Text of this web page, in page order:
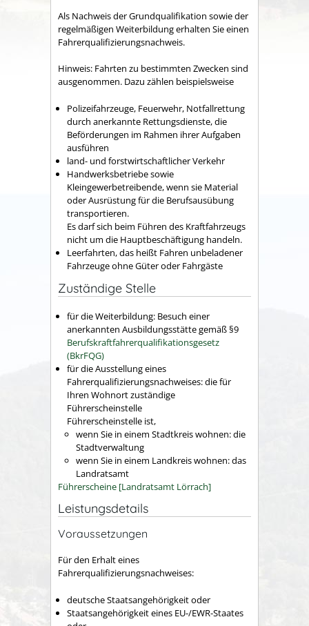
Als Nachweis der Grundqualifikation sowie der
regelmäßigen Weiterbildung erhalten Sie einen
Fahrerqualifizierungsnachweis.
Hinweis: Fahrten zu bestimmten Zwecken sind
ausgenommen. Dazu zählen beispielsweise
Polizeifahrzeuge, Feuerwehr, Notfallrettung
durch anerkannte Rettungsdienste, die
Beförderungen im Rahmen ihrer Aufgaben
ausführen
land- und forstwirtschaftlicher Verkehr
Handwerksbetriebe sowie
Kleingewerbetreibende, wenn sie Material
oder Ausrüstung für die Berufsausübung
transportieren.
Es darf sich beim Führen des Kraftfahrzeugs
nicht um die Hauptbeschäftigung handeln.
Leerfahrten, das heißt Fahren unbeladener
Fahrzeuge ohne Güter oder Fahrgäste
Zuständige Stelle
für die Weiterbildung: Besuch einer
anerkannten Ausbildungsstätte gemäß §9
Berufskraftfahrerqualifikationsgesetz
(BkrFQG)
für die Ausstellung eines
Fahrerqualifizierungsnachweises: die für
Ihren Wohnort zuständige
Führerscheinstelle
Führerscheinstelle ist,
wenn Sie in einem Stadtkreis wohnen: die
Stadtverwaltung
wenn Sie in einem Landkreis wohnen: das
Landratsamt
Führerscheine [Landratsamt Lörrach]
Leistungsdetails
Voraussetzungen
Für den Erhalt eines
Fahrerqualifizierungsnachweises:
deutsche Staatsangehörigkeit oder
Staatsangehörigkeit eines EU-/EWR-Staates